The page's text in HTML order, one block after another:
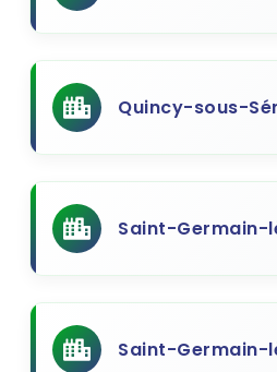
Quincy-sous-
Saint-Germain-
Saint-Germain-